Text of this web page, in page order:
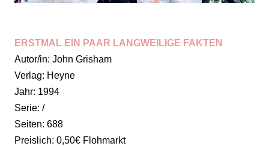
ERSTMAL EIN PAAR LANGWEILIGE FAKTEN
Autor/in: John Grisham
Verlag: Heyne
Jahr: 1994
Serie: /
Seiten: 688
Preislich: 0,50€ Flohmarkt